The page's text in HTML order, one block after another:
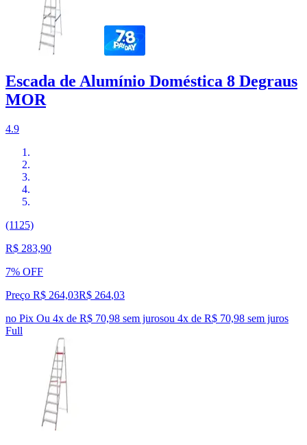
Escada de Alumínio Doméstica 8 Degraus
MOR
4.9
(1125)
R$ 283,90
7% OFF
Preço R$ 264,03R$ 264,03
no Pix Ou 4x de R$ 70,98 sem jurosou 4x de R$ 70,98 sem juros
Full